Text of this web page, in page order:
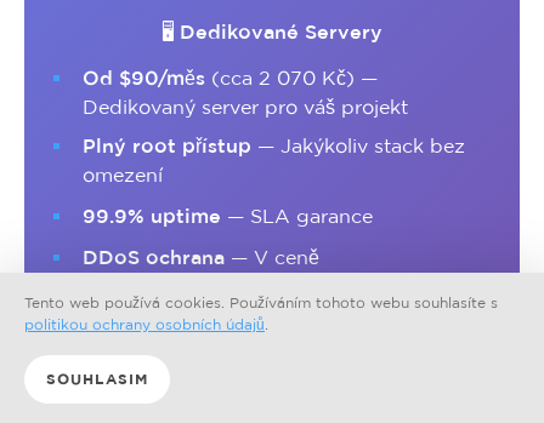
🖥️ Dedikované Servery
Od $90/měs (cca 2 070 Kč) —
Dedikovaný server pro váš projekt
Plný root přístup — Jakýkoliv stack bez
omezení
99.9% uptime — SLA garance
DDoS ochrana — V ceně
Bezplatná migrace— Ze starého hostingu
Tento web používá cookies. Používáním tohoto webu souhlasíte s
politikou ochrany osobních údajů
SOUHLASIM